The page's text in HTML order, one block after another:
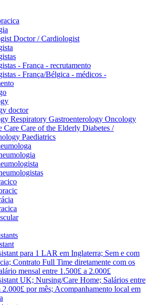
Doctor / Cardiologist
- França - recrutamento
- França/Bélgica - médicos -
doctor
Respiratory Gastroenterology Oncology
Care Care of the Elderly Diabetes /
Paediatrics
para 1 LAR em Inglaterra; Sem e com
Contrato Full Time diretamente com os
mensal entre 1.500£ a 2.000£
UK; Nursing/Care Home; Salários entre
2.000£ por mês; Acompanhamento local em